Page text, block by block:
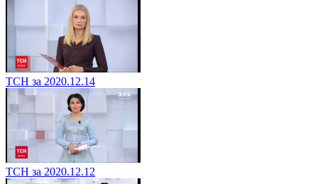
ТСН за 2020.12.14
ТСН за 2020.12.12